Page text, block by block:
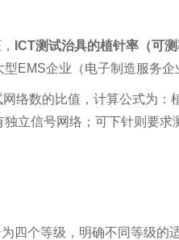
ICT测试治具的植针率（可
型EMS企业（电子制造服务
络数的比值，计算公式为
立信号网络；可下针则要
四个等级，明确不同等级的